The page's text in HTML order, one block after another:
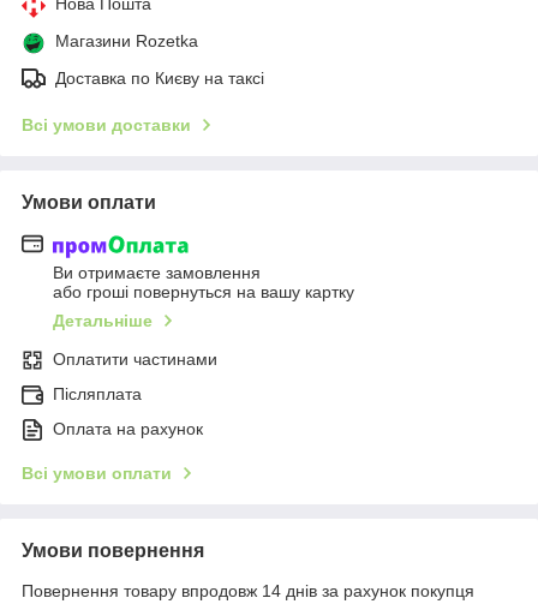
Магазини Rozetka
Доставка по Києву на таксі
Всі умови доставки
Умови оплати
Ви отримаєте замовлення
або гроші повернуться на вашу картку
Детальніше
Оплатити частинами
Післяплата
Оплата на рахунок
Всі умови оплати
Умови повернення
Повернення товару впродовж 14 днів за рахунок покупця